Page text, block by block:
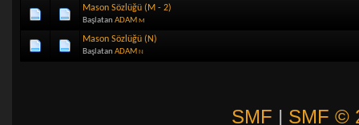
Mason Sözlüğü (M - 2)
Başlatan ADAM M
Mason Sözlüğü (N)
Başlatan ADAM N
SMF | SMF ©